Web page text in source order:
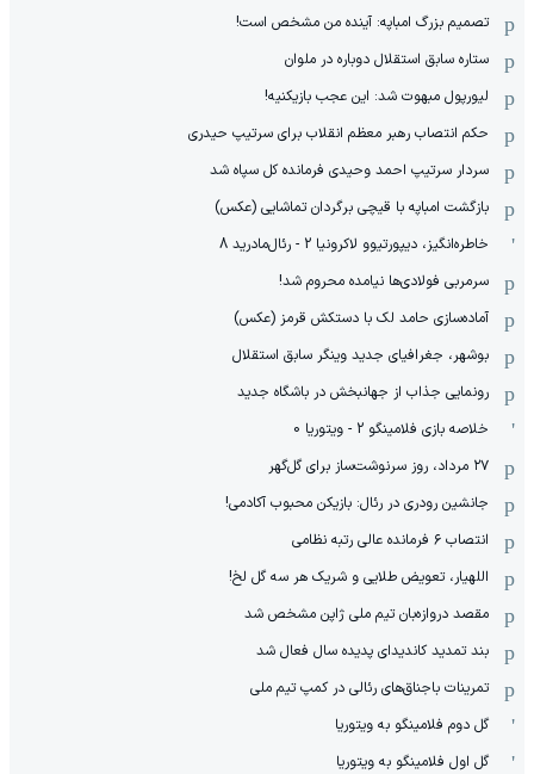
تصمیم بزرگ امباپه: آینده من مشخص است!
ستاره سابق استقلال دوباره در ملوان
لیورپول مبهوت شد: این عجب بازیکنیه!
حکم انتصاب رهبر معظم انقلاب برای سرتیپ حیدری
سردار سرتیپ احمد وحیدی فرمانده کل سپاه شد
بازگشت امباپه با قیچی برگردان تماشایی (عکس)
خاطره‌انگیز، دیپورتیوو لاکرونیا 2 - رئال‌مادرید 8
سرمربی فولادی‌ها نیامده محروم شد!
آماده‌سازی حامد لک با دستکش قرمز (عکس)
بوشهر، جغرافیای جدید وینگر سابق استقلال
رونمایی جذاب از جهانبخش در باشگاه جدید
خلاصه بازی فلامینگو 2 - ویتوریا 0
۲۷ مرداد، روز سرنوشت‌ساز برای گل‌گهر
جانشین رودری در رئال: بازیکن محبوب آکادمی!
انتصاب ۶ فرمانده عالی رتبه نظامی
اللهیار، تعویض طلایی و شریک هر سه گل لخ!
مقصد دروازه‌بان تیم ملی ژاپن مشخص شد
بند تمدید کاندیدای پدیده سال فعال شد
‫تمرینات باجناق‌های رئالی در کمپ تیم ملی
گل دوم فلامینگو به ویتوریا
گل اول فلامینگو به ویتوریا